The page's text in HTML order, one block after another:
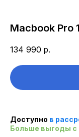
Macbook Pro
134 990 р.
Доступно в
Больше выгоды c